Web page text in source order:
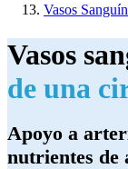
Vasos
Vasos
de una
Apoyo a
nutrientes de